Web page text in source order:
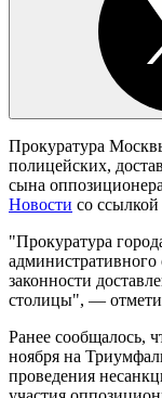
Прокуратура
полицейских,
сына
Новости со
"Прокуратура
законности
столицы", —
Ранее сообщалось,
ноября на
проведения